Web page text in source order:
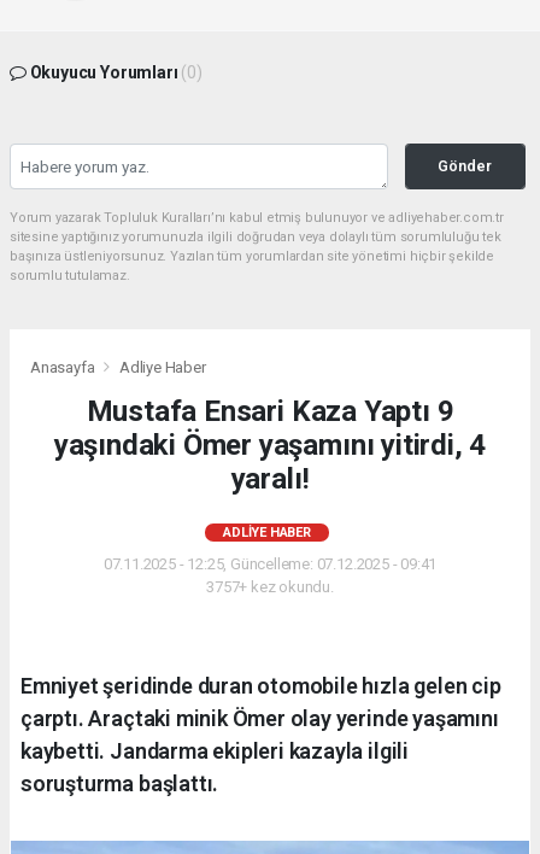
Okuyucu Yorumları (0)
Gönder
Yorum yazarak Topluluk Kuralları’nı kabul etmiş bulunuyor ve adliyehaber.com.tr
sitesine yaptığınız yorumunuzla ilgili doğrudan veya dolaylı tüm sorumluluğu tek
başınıza üstleniyorsunuz. Yazılan tüm yorumlardan site yönetimi hiçbir şekilde
sorumlu tutulamaz.
Anasayfa Adliye Haber
Mustafa Ensari Kaza Yaptı 9
yaşındaki Ömer yaşamını yitirdi, 4
yaralı!
ADLIYE HABER
07.11.2025 - 12:25, Güncelleme: 07.12.2025 - 09:41
3757+ kez okundu.
Emniyet şeridinde duran otomobile hızla gelen cip
çarptı. Araçtaki minik Ömer olay yerinde yaşamını
kaybetti. Jandarma ekipleri kazayla ilgili
soruşturma başlattı.